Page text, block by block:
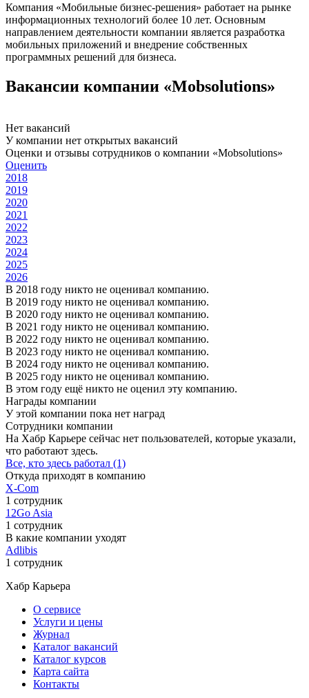
Компания «Мобильные бизнес-решения» работает на рынке
информационных технологий более 10 лет. Основным
направлением деятельности компании является разработка
мобильных приложений и внедрение собственных
программных решений для бизнеса.
Вакансии компании «Mobsolutions»
Нет вакансий
У компании нет открытых вакансий
Оценки и отзывы сотрудников о компании «Mobsolutions»
Оценить
2018
2019
2020
2021
2022
2023
2024
2025
2026
В 2018 году никто не оценивал компанию.
В 2019 году никто не оценивал компанию.
В 2020 году никто не оценивал компанию.
В 2021 году никто не оценивал компанию.
В 2022 году никто не оценивал компанию.
В 2023 году никто не оценивал компанию.
В 2024 году никто не оценивал компанию.
В 2025 году никто не оценивал компанию.
В этом году ещё никто не оценил эту компанию.
Награды компании
У этой компании пока нет наград
Сотрудники компании
На Хабр Карьере сейчас нет пользователей, которые указали,
что работают здесь.
Все, кто здесь работал (1)
Откуда приходят в компанию
X-Com
1 сотрудник
12Go Asia
1 сотрудник
В какие компании уходят
Adlibis
1 сотрудник
Хабр Карьера
О сервисе
Услуги и цены
Журнал
Каталог вакансий
Каталог курсов
Карта сайта
Контакты